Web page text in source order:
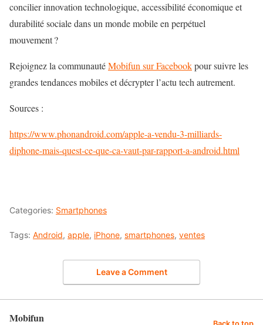
concilier innovation technologique, accessibilité économique et
durabilité sociale dans un monde mobile en perpétuel
mouvement ?
Rejoignez la communautéMobifun sur Facebookpour suivre les
grandes tendances mobiles et décrypter l’actu tech autrement.
Sources :
https://www.phonandroid.com/apple-a-vendu-3-milliards-
diphone-mais-quest-ce-que-ca-vaut-par-rapport-a-android.html
Categories: Smartphones
Tags: Android, apple, iPhone, smartphones, ventes
Leave a Comment
Mobifun